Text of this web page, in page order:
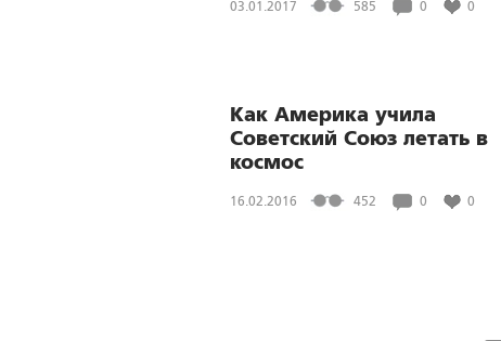
03.01.2017 585 0 0
Как Америка учила
Советский Союз летать в
космос
16.02.2016 452 0 0